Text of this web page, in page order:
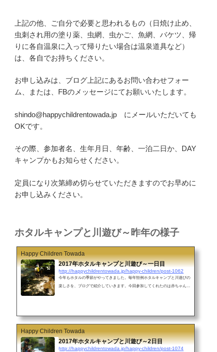
上記の他、ご自分で必要と思われるもの（日焼け止め、
虫刺され用の塗り薬、虫網、虫かご、魚網、バケツ、帰
りに各自温泉に入って帰りたい場合は温泉道具など）
は、各自でお持ちください。
お申し込みは、ブログ上記にあるお問い合わせフォー
ム、または、FBのメッセージにてお願いいたします。
shindo@happychildrentowada.jp にメールいただいても
OKです。
その際、参加者名、生年月日、年齢、一泊二日か、DAY
キャンプかもお知らせください。
定員になり次第締め切らせていただきますのでお早めに
お申し込みください。
ホタルキャンプと川遊び～昨年の様子
Happy Children Towada
2017年ホタルキャンプと川遊び～一日目
http://happychildrentowada.jp/happy-children/post-1062
今年もホタルの季節がやってきました。毎年恒例ホタルキャンプと川遊びの
楽しさを、ブログで紹介していきます。今回参加してくれたのは赤ちゃんを
ました。生き物探しに川遊び！ここは、山あいのダムの下、比較的浅い川が
が見ることができるキ...
Happy Children Towada
2017年ホタルキャンプと川遊び～2日目
http://happychildrentowada.jp/happy-children/post-1074